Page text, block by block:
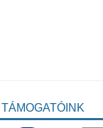
TÁMOGATÓINK